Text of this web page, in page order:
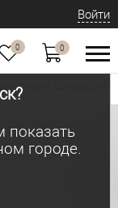
городе.
Войти
0 0
одежда для